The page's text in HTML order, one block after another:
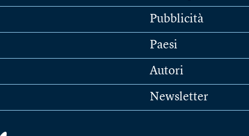
Pubblicità
Paesi
Autori
Newsletter